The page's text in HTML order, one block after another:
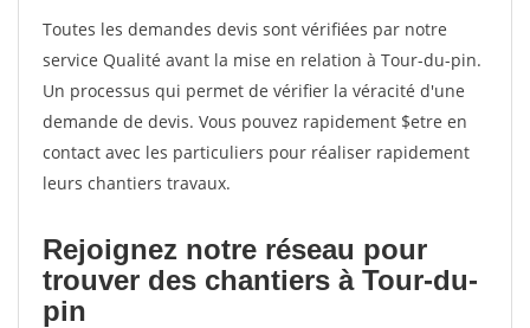
Toutes les demandes devis sont vérifiées par notre
service Qualité avant la mise en relation à Tour-du-pin.
Un processus qui permet de vérifier la véracité d'une
demande de devis. Vous pouvez rapidement $etre en
contact avec les particuliers pour réaliser rapidement
leurs chantiers travaux.
Rejoignez notre réseau pour
trouver des chantiers à Tour-du-
pin